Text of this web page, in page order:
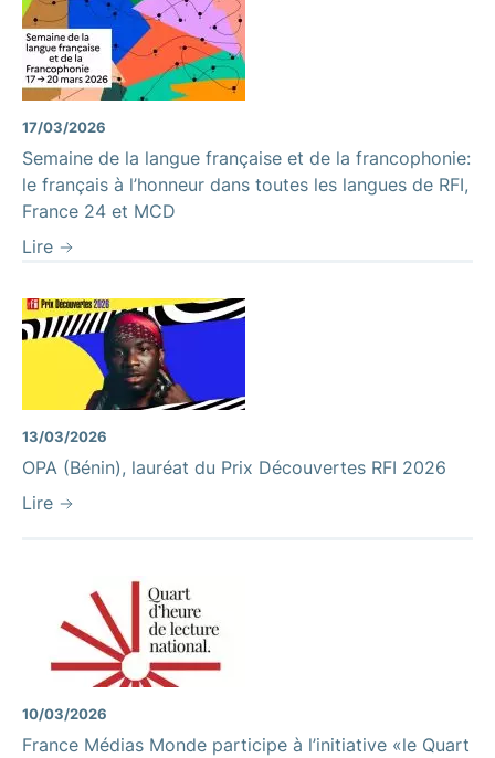
17/03/2026
Semaine de la langue française et de la francophonie:
le français à l’honneur dans toutes les langues de RFI,
France 24 et MCD
Lire
13/03/2026
OPA (Bénin), lauréat du Prix Découvertes RFI 2026
Lire
10/03/2026
France Médias Monde participe à l’initiative «le Quart